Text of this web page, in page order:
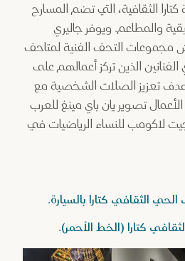
الثقافية، التي تضم المسارح
والمطاعم. ويوفر جاليري
التحف الفنية لمتاحف
الذين تركز أعمالهم على
تعزيز الصلات الشخصية مع
تصوير يان باي مينغ للعرب
لاكومب للنساء الرياضيات في
الثقافي كتارا بالسيارة.
كتارا (الخط الأحمر).